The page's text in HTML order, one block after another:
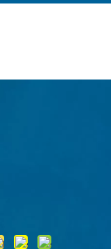
2025-01-04 Asal: